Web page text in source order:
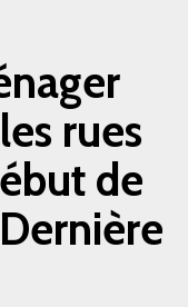
rues
de